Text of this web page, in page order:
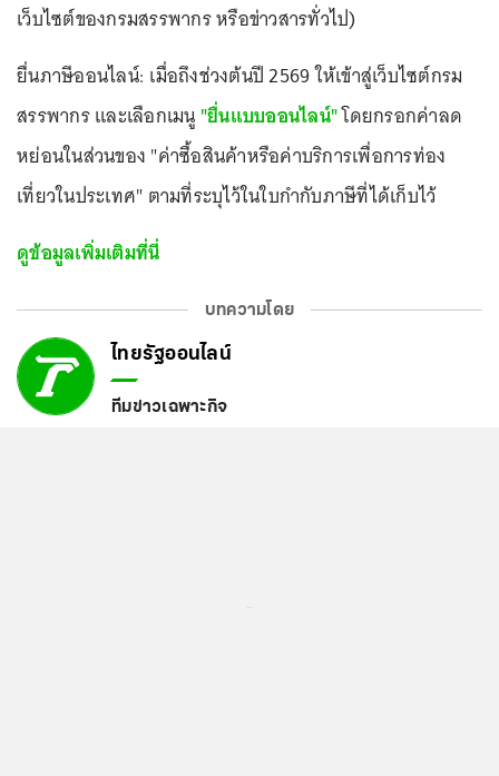
เว็บไซต์ของกรมสรรพากร หรือข่าวสารทั่วไป)
ยื่นภาษีออนไลน์: เมื่อถึงช่วงต้นปี 2569 ให้เข้าสู่เว็บไซต์กรม
สรรพากร และเลือกเมนู "ยื่นแบบออนไลน์"โดยกรอกค่าลด
หย่อนในส่วนของ "ค่าซื้อสินค้าหรือค่าบริการเพื่อการท่อง
เที่ยวในประเทศ" ตามที่ระบุไว้ในใบกำกับภาษีที่ได้เก็บไว้
ดูข้อมูลเพิ่มเติมที่นี่
บทความโดย
ไทยรัฐออนไลน์
ทีมข่าวเฉพาะกิจ